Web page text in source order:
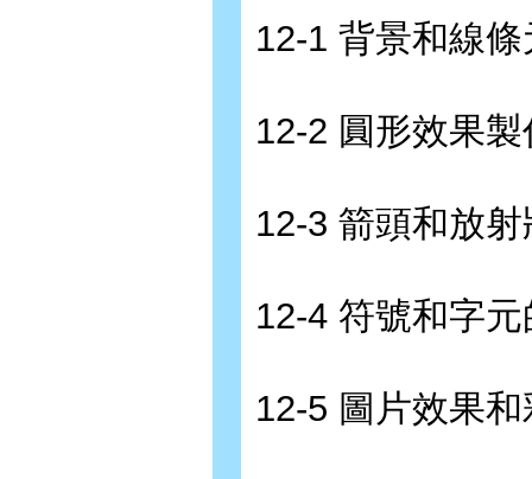
12-1 背景和線
12-2 圓形效果製
12-3 箭頭和放
12-4 符號和字
12-5 圖片效果